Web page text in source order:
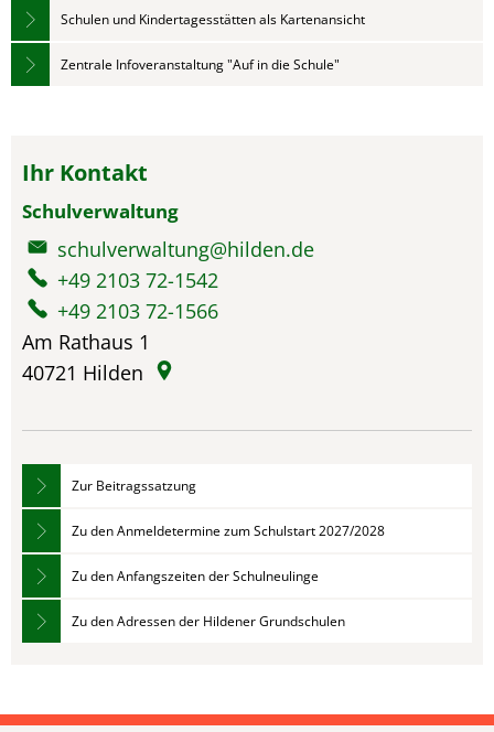
Schulen und Kindertagesstätten als Kartenansicht
Zentrale Infoveranstaltung "Auf in die Schule"
Ihr Kontakt
Schulverwaltung
schulverwaltung@hilden.de
+49 2103 72-1542
+49 2103 72-1566
Am Rathaus 1
40721 Hilden
Zur Beitragssatzung
Zu den Anmeldetermine zum Schulstart 2027/2028
Zu den Anfangszeiten der Schulneulinge
Zu den Adressen der Hildener Grundschulen